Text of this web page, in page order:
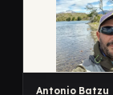
Antonio Batzu